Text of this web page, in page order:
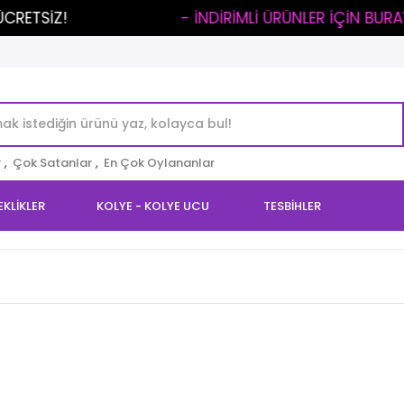
- İNDİRİMLİ ÜRÜNLER İÇİN BURAYA
, Çok Satanlar , En Çok Oylananlar
KOLYE - KOLYE UCU TESBİHLER